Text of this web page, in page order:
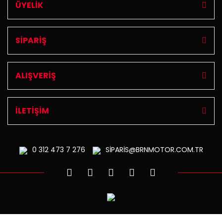
ÜYELİK
SİPARİŞ
ALIŞVERİŞ
İLETİŞİM
0 312473 7 276 SİPARİS@BRNMOTOR.COM.TR